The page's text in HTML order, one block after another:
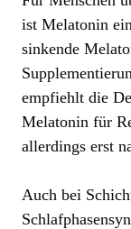
ist Melatonin
sinkende
empfiehlt die
Melatonin für
allerdings erst
Auch bei